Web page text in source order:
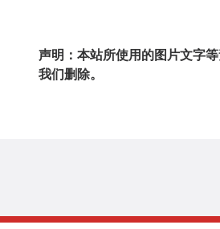
声明：本站所使用的图片文字
我们删除。